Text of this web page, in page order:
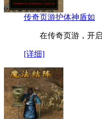
传奇页游护体神盾如
在传奇页游，开启
[详细]